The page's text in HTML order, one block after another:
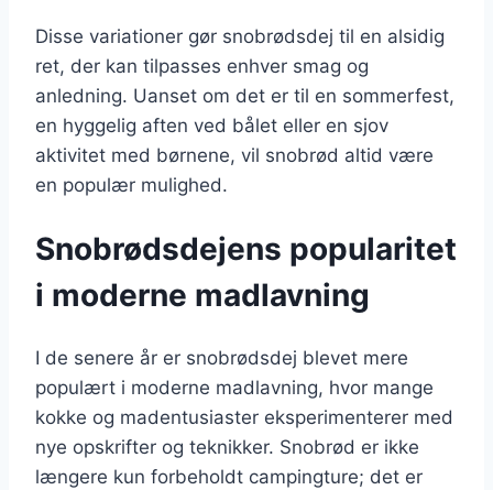
Disse variationer gør snobrødsdej til en alsidig
ret, der kan tilpasses enhver smag og
anledning. Uanset om det er til en sommerfest,
en hyggelig aften ved bålet eller en sjov
aktivitet med børnene, vil snobrød altid være
en populær mulighed.
Snobrødsdejens popularitet
i moderne madlavning
I de senere år er snobrødsdej blevet mere
populært i moderne madlavning, hvor mange
kokke og madentusiaster eksperimenterer med
nye opskrifter og teknikker. Snobrød er ikke
længere kun forbeholdt campingture; det er